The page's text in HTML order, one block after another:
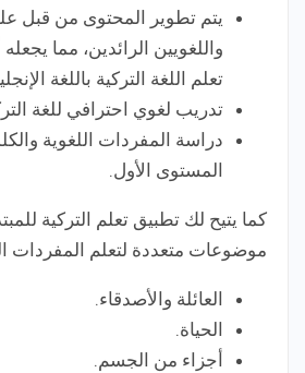
يتم تطوير المحتوى من قبل
واللغويين الرائدين، مما
تعلم اللغة التركية باللغة
تدريب لغوي احترافي للغة
دراسة المفردات اللغوية
المستوى الأول.
كما يتيح لك تطبيق تعلم التركية
موضوعات متعددة لتعلم المفردات
العائلة والأصدقاء.
الحياة.
أجزاء من الجسم.